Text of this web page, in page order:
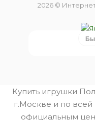
2026 ©
Купить игрушки
г.Москве и по
официальным